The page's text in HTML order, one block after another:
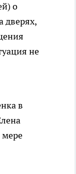
о
дверях,
не
в
мере